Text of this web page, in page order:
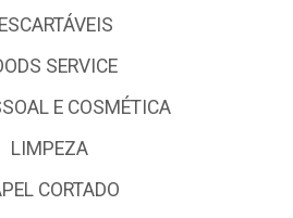
SERVICE
E COSMÉTICA
LIMPEZA
CORTADO